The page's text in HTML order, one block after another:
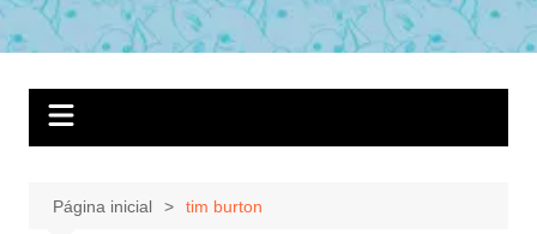
Página inicial tim burton